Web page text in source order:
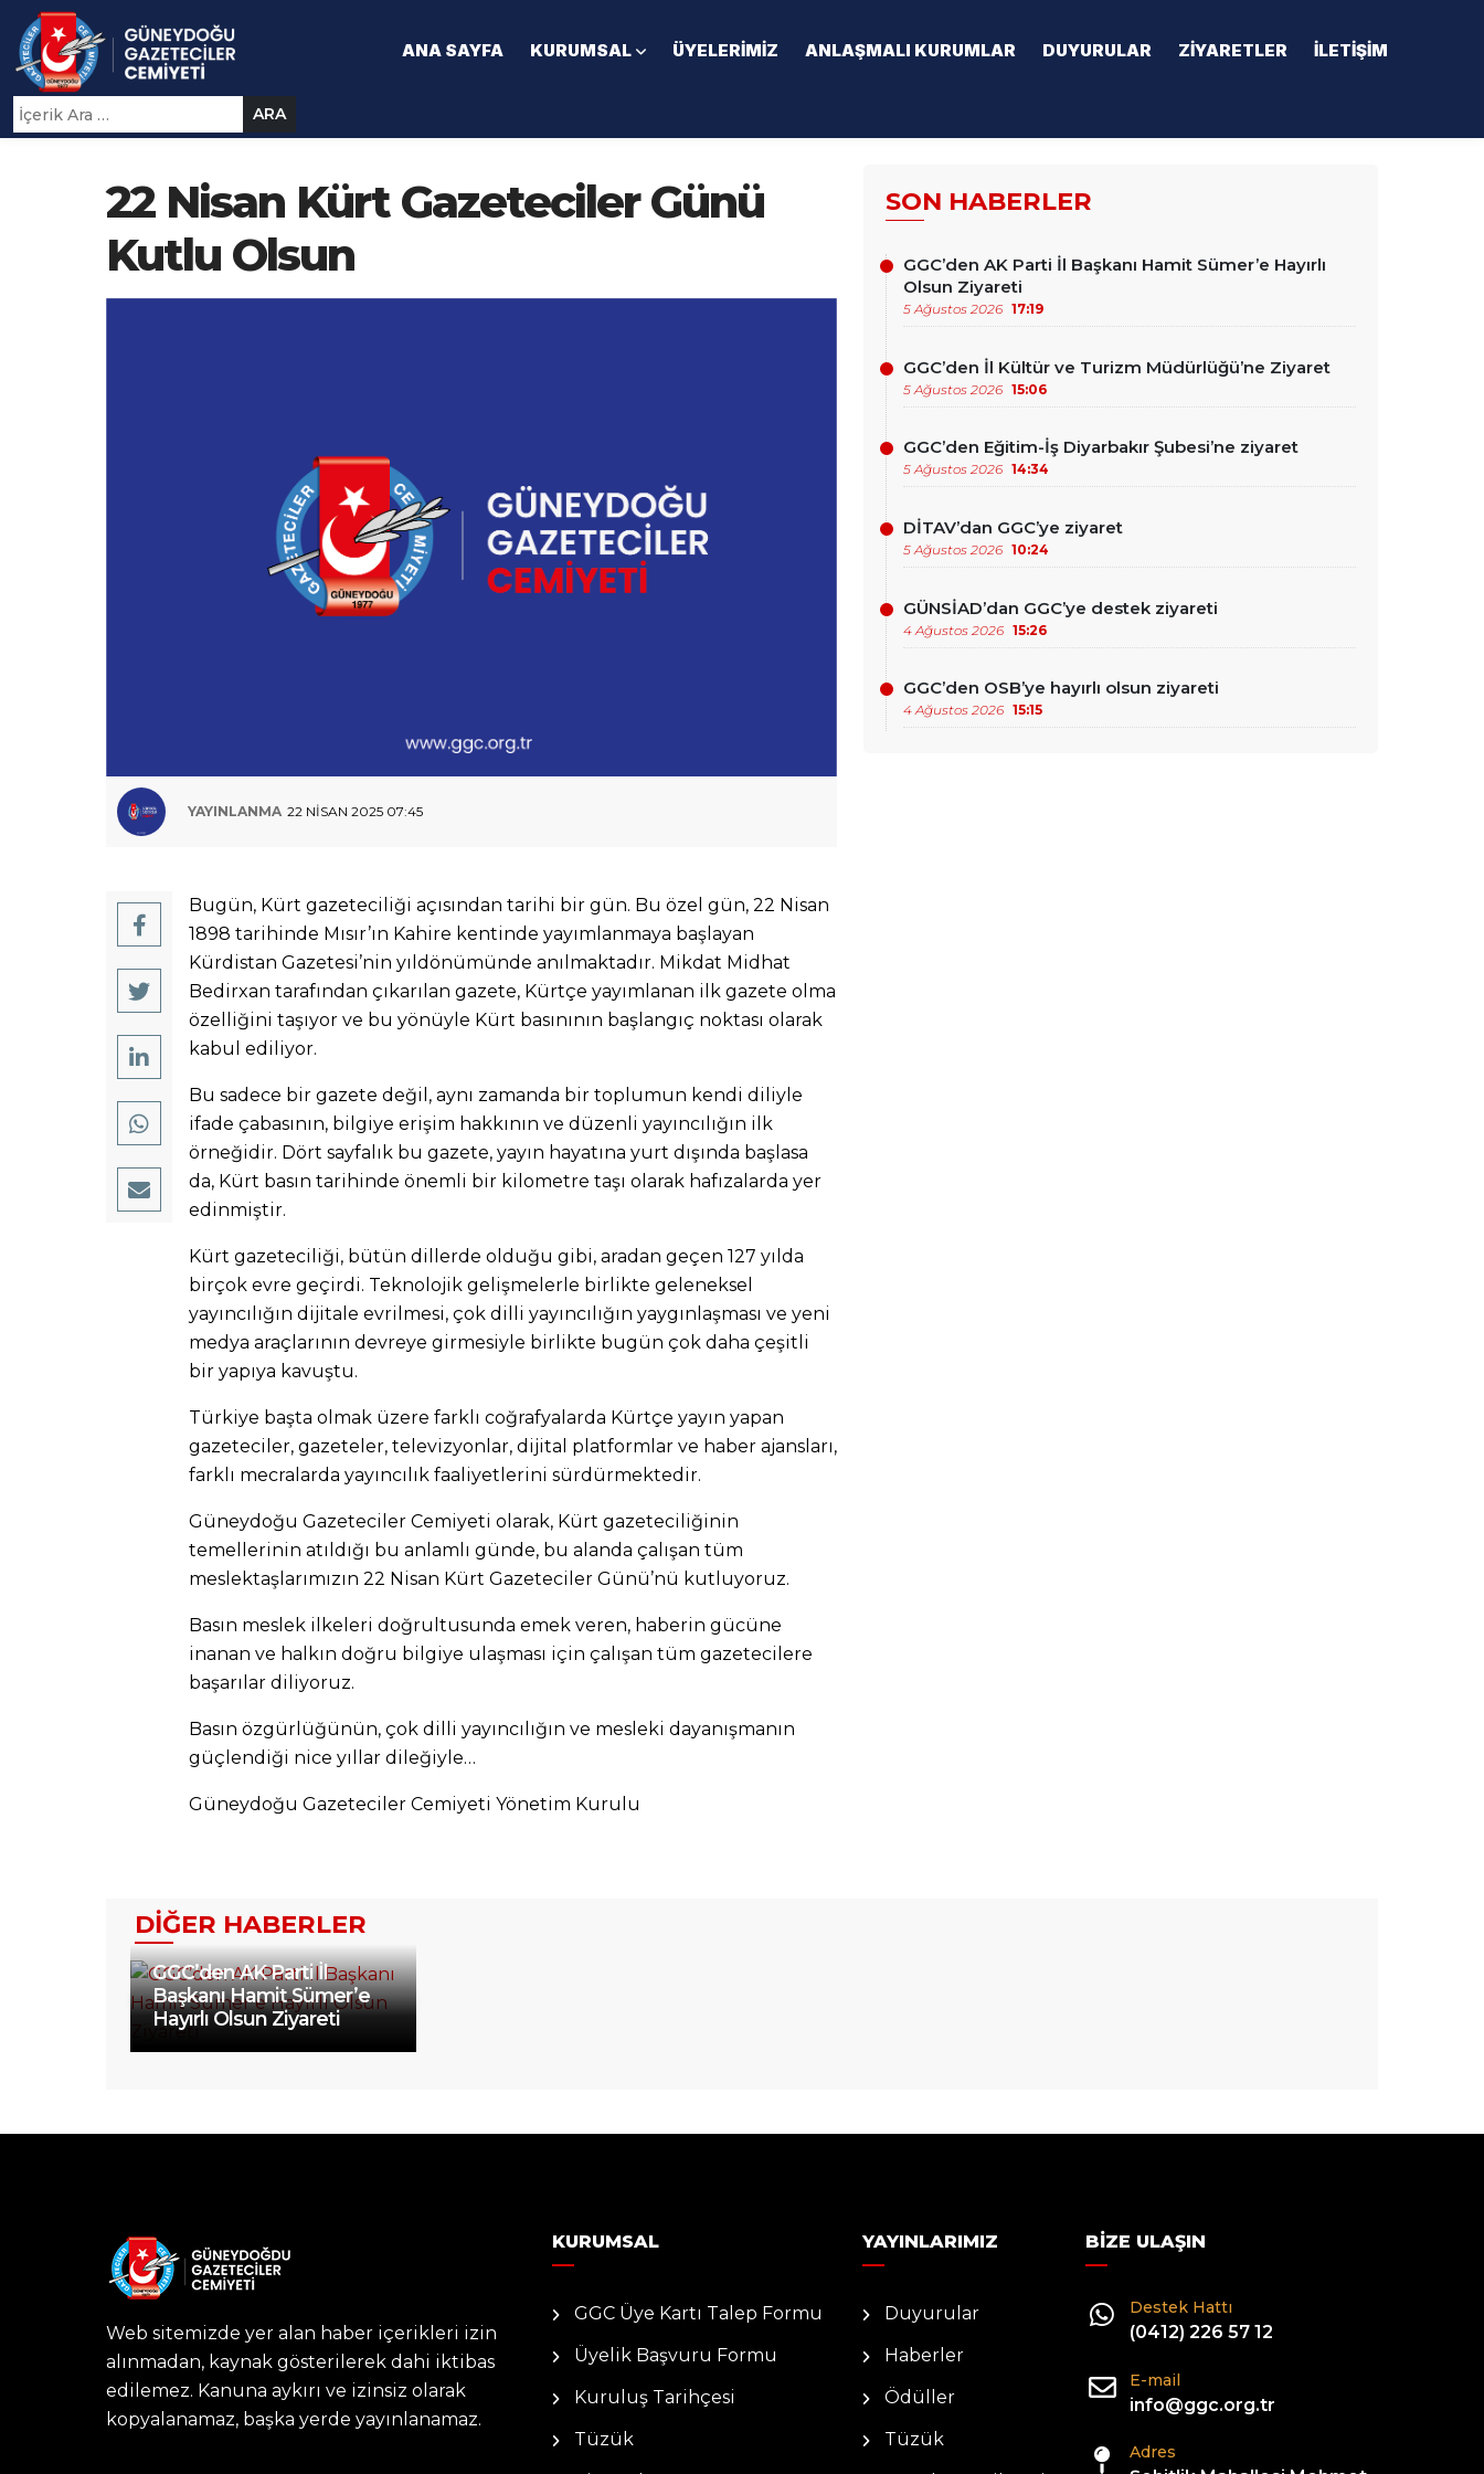
ANA SAYFA KURUMSAL ÜYELERIMIZ ANLAŞMALI KURUMLAR DUYURULAR ZIYARETLER İLETIŞIM
ARA
22 Nisan Kürt Gazeteciler Günü
Kutlu Olsun
YAYINLANMA 22 NISAN 2025 07:45
Bugün, Kürt gazeteciliği açısından tarihi bir gün. Bu özel gün, 22 Nisan
1898 tarihinde Mısır’ın Kahire kentinde yayımlanmaya başlayan
Kürdistan Gazetesi’nin yıldönümünde anılmaktadır. Mikdat Midhat
Bedirxan tarafından çıkarılan gazete, Kürtçe yayımlanan ilk gazete olma
özelliğini taşıyor ve bu yönüyle Kürt basınının başlangıç noktası olarak
kabul ediliyor.
Bu sadece bir gazete değil, aynı zamanda bir toplumun kendi diliyle
ifade çabasının, bilgiye erişim hakkının ve düzenli yayıncılığın ilk
örneğidir. Dört sayfalık bu gazete, yayın hayatına yurt dışında başlasa
da, Kürt basın tarihinde önemli bir kilometre taşı olarak hafızalarda yer
edinmiştir.
Kürt gazeteciliği, bütün dillerde olduğu gibi, aradan geçen 127 yılda
birçok evre geçirdi. Teknolojik gelişmelerle birlikte geleneksel
yayıncılığın dijitale evrilmesi, çok dilli yayıncılığın yaygınlaşması ve yeni
medya araçlarının devreye girmesiyle birlikte bugün çok daha çeşitli
bir yapıya kavuştu.
Türkiye başta olmak üzere farklı coğrafyalarda Kürtçe yayın yapan
gazeteciler, gazeteler, televizyonlar, dijital platformlar ve haber ajansları,
farklı mecralarda yayıncılık faaliyetlerini sürdürmektedir.
Güneydoğu Gazeteciler Cemiyeti olarak, Kürt gazeteciliğinin
temellerinin atıldığı bu anlamlı günde, bu alanda çalışan tüm
meslektaşlarımızın 22 Nisan Kürt Gazeteciler Günü’nü kutluyoruz.
Basın meslek ilkeleri doğrultusunda emek veren, haberin gücüne
inanan ve halkın doğru bilgiye ulaşması için çalışan tüm gazetecilere
başarılar diliyoruz.
Basın özgürlüğünün, çok dilli yayıncılığın ve mesleki dayanışmanın
güçlendiği nice yıllar dileğiyle…
Güneydoğu Gazeteciler Cemiyeti Yönetim Kurulu
SON HABERLER
GGC’den AK Parti İl Başkanı Hamit Sümer’e Hayırlı
Olsun Ziyareti
5 Ağustos 2026 17:19
GGC’den İl Kültür ve Turizm Müdürlüğü’ne Ziyaret
5 Ağustos 2026 15:06
GGC’den Eğitim-İş Diyarbakır Şubesi’ne ziyaret
5 Ağustos 2026 14:34
DİTAV’dan GGC’ye ziyaret
5 Ağustos 2026 10:24
GÜNSİAD’dan GGC’ye destek ziyareti
4 Ağustos 2026 15:26
GGC’den OSB’ye hayırlı olsun ziyareti
4 Ağustos 2026 15:15
DIĞER HABERLER
GGC’den AK Parti İl
Başkanı Hamit Sümer’e
Hayırlı Olsun Ziyareti
Web sitemizde yer alan haber içerikleri izin
alınmadan, kaynak gösterilerek dahi iktibas
edilemez. Kanuna aykırı ve izinsiz olarak
kopyalanamaz, başka yerde yayınlanamaz.
KURUMSAL
GGC Üye Kartı Talep Formu
Üyelik Başvuru Formu
Kuruluş Tarihçesi
Tüzük
YAYINLARIMIZ
Duyurular
Haberler
Ödüller
Tüzük
BIZE ULAŞIN
Destek Hattı
(0412) 226 57 12
E-mail
info@ggc.org.tr
Adres